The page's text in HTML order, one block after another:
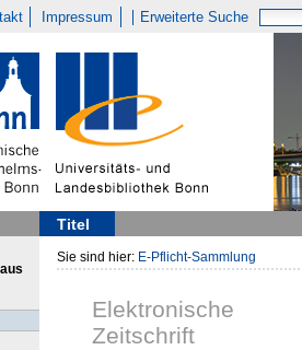
Impressum Erweiterte Suche
Titel
Sie sind hier: E-Pflicht-Sammlung
Elektronische
Zeitschrift